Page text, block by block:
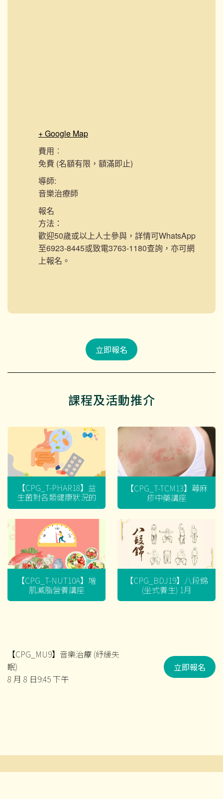
+ Google Map
費用︰
免費 (名額有限，額滿即止)
導師:
音樂治療師
報名
方法：
歡迎50歲或以上人士參與，詳情可WhatsApp
至6923-8445或致電3763-1180查詢，亦可網
上報名。
立即報名
課程及活動推介
【CPG_T-PHAR18】益
生菌對各類健康狀況的
迷思
【CPG_T-TCM13】蕁麻
疹中藥講座
【CPG_T-NUT10A】增
肌減脂營養講座
【CPG_BDJ19】八段錦
(坐式養生) 1月
【CPG_MU9】音樂治療 (紓緩失
眠)
8 月 8 日9:45 下午
立即報名
章